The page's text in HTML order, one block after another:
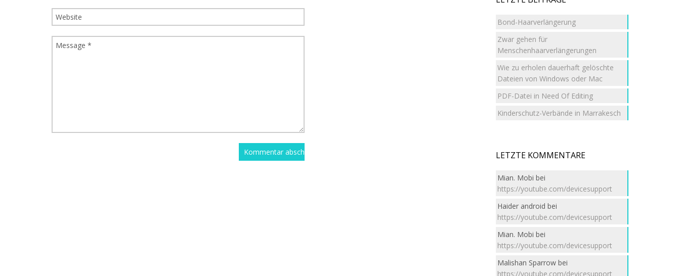
Bond-Haarverlängerung
Zwar gehen für
Menschenhaarverlängerungen
Wie zu erholen dauerhaft gelöschte
Dateien von Windows oder Mac
PDF-Datei in Need Of Editing
Kinderschutz-Verbände in Marrakesch
LETZTE KOMMENTARE
Mian. Mobi bei
https://youtube.com/devicesupport
Haider android bei
https://youtube.com/devicesupport
Mian. Mobi bei
https://youtube.com/devicesupport
Malishan Sparrow bei
https://youtube.com/devicesupport